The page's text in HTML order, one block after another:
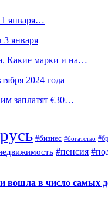
1 января…
3 января
Какие марки и на…
2024 года
заплатят €30…
#бизнес #богатство
#пенсия
вошла в число самых